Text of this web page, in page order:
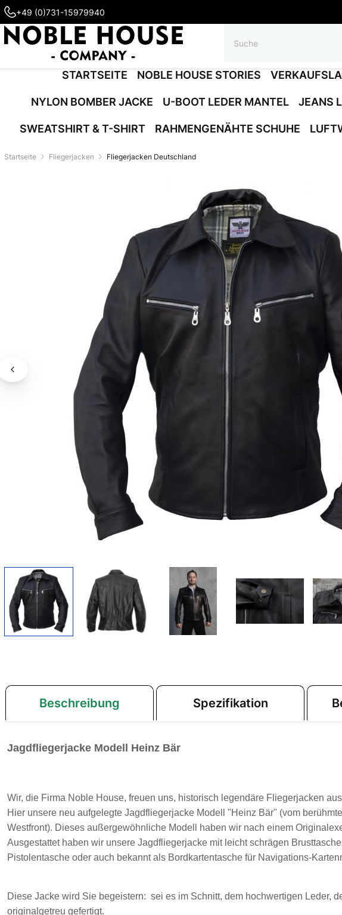
+49 (0)731-15979940
STARTSEITE NOBLE HOUSE STORIES
NYLON BOMBER JACKE U-BOOT LEDER MANTEL JEANS
SWEATSHIRT & T-SHIRT RAHMENGENÄHTE SCHUHE
Startseite Fliegerjacken Fliegerjacken Deutschland
Beschreibung Spezifikation
Jagdfliegerjacke Modell Heinz Bär
Wir, die Firma Noble House, freuen uns, historisch legendäre Fliegerjacken
Hier unsere neu aufgelegte Jagdfliegerjacke Modell "Heinz Bär" (vom
Westfront). Dieses außergewöhnliche Modell haben wir nach einem
Ausgestattet haben wir unsere Jagdfliegerjacke mit leicht schrägen
Pistolentasche oder auch bekannt als Bordkartentasche für Navigations-
Diese Jacke wird Sie begeistern: sei es im Schnitt, dem hochwertigen Leder,
originalgetreu gefertigt.